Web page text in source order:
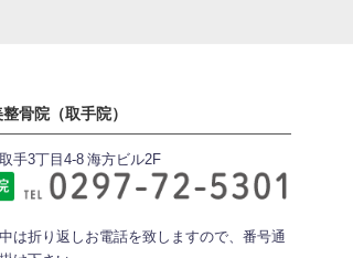
骨院（取手院）
手3丁目4-8 海方ビル2F
は折り返しお電話を致しますので、番号通